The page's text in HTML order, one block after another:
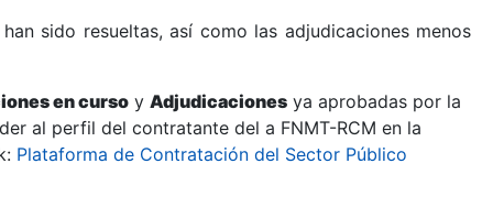
sido resueltas, así como las adjudicaciones menos
en curso y Adjudicaciones ya aprobadas por la
al perfil del contratante del a FNMT-RCM en la
Plataforma de Contratación del Sector Público